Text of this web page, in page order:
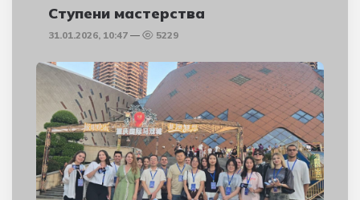
Ступени мастерства
31.01.2026, 10:47 5229